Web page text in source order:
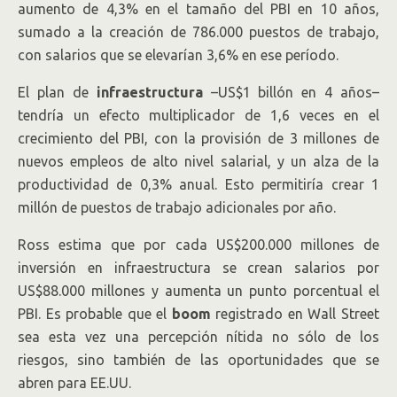
aumento de 4,3% en el tamaño del PBI en 10 años,
sumado a la creación de 786.000 puestos de trabajo,
con salarios que se elevarían 3,6% en ese período.
El plan de infraestructura–US$1 billón en 4 años–
tendría un efecto multiplicador de 1,6 veces en el
crecimiento del PBI, con la provisión de 3 millones de
nuevos empleos de alto nivel salarial, y un alza de la
productividad de 0,3% anual. Esto permitiría crear 1
millón de puestos de trabajo adicionales por año.
Ross estima que por cada US$200.000 millones de
inversión en infraestructura se crean salarios por
US$88.000 millones y aumenta un punto porcentual el
PBI. Es probable que el boom registrado en Wall Street
sea esta vez una percepción nítida no sólo de los
riesgos, sino también de las oportunidades que se
abren para EE.UU.